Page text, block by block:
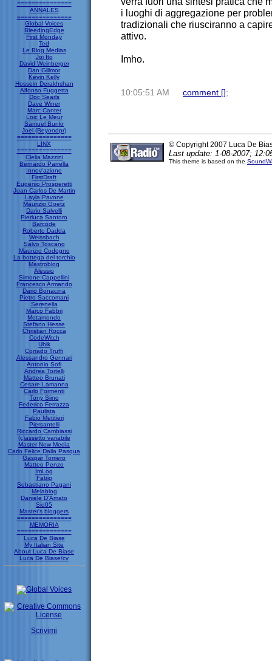
===============
ANNALES
===============
Global Voices
BleedingEdge
First Monday
Ted
Le Blog Medias
Joi Ito
David Weinberger
Dan Gillmor
Kevin Kelly
Hossein Derakhshan
Alfonso Fuggetta
Doc Searls
Dave Winer
Marc Canter
Loic Le Meur
Samuel Bunkr
Joel (Beyondpr)
===============
LINX
===============
Clelia Mazzini
Bernardo Parrella
Innov'azione
FirstDraft
Eugenio Prosperetti
Juan Carlos De Martin
Layla Pavone
Maurizio Goetz
Dario Salvelli
Pierluca Santoro
Barcode
Roberto Dadda
Weissbach
Salvo Toscano
Maurizio Codogno
La bottega del torchio
Mastroblog
Alessio
Simone Cappellini
Francesco Armando
Dario Bonacina
Pietro Saccomani
Serenella
Marco Fabbri
Metamondo
Stefano Hesse
Christian Rocca
CodeWitch
Ubik
Corrado Truffi
Alessandro Gennari
Antonio Sofi
Andrea Tortelli
Matteo Brunati
Cesare Lamanna
Carlo Formenti
Tony Siino
Federico Ferrazza
Paulista
Fabio Metitieri
Piersantelli
Riccardo Cambiassi
(c)assetto variabile
Master New Media
Carlo Felice Dalla Pasqua
Gaspar Torriero
Matteo Penzo
ImLog
Fabio
Sebastiano Pagani
Melablog
Daniele D'Amato
Sid05
Master's bloggers
===============
MEMORIA
===============
Luca De Biase
My Italian Site
About Luca De Biase
Luca De Biase/cv
Scrivimi
i luoghi di aggregazione per
tradizionali che riusciranno a
attivo.
Imho.
10:05:51 AM comment [] ;
© Copyright 2007 Luca De
Last update: 1-08-2007;
This theme is based on the